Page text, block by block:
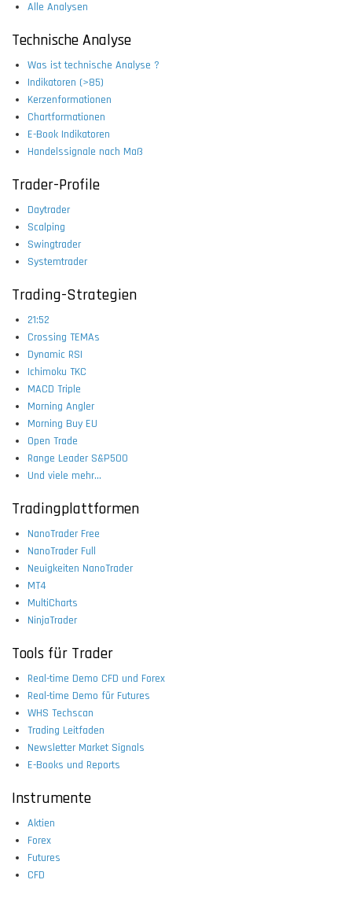
Alle Analysen
Technische Analyse
Was ist technische Analyse ?
Indikatoren (>85)
Kerzenformationen
Chartformationen
E-Book Indikatoren
Handelssignale nach Maß
Trader-Profile
Daytrader
Scalping
Swingtrader
Systemtrader
Trading-Strategien
21:52
Crossing TEMAs
Dynamic RSI
Ichimoku TKC
MACD Triple
Morning Angler
Morning Buy EU
Open Trade
Range Leader S&P500
Und viele mehr...
Tradingplattformen
NanoTrader Free
NanoTrader Full
Neuigkeiten NanoTrader
MT4
MultiCharts
NinjaTrader
Tools für Trader
Real-time Demo CFD und Forex
Real-time Demo für Futures
WHS Techscan
Trading Leitfaden
Newsletter Market Signals
E-Books und Reports
Instrumente
Aktien
Forex
Futures
CFD